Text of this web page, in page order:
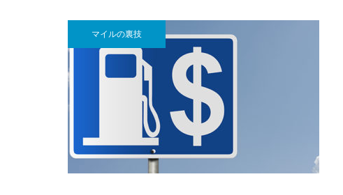
マイルの裏技